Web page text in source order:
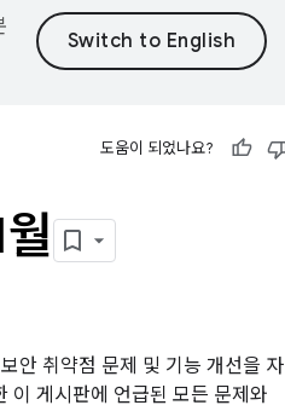
도움이 되었나요?
안 취약점 문제 및 기능 개선을 자
게시판에 언급된 모든 문제와